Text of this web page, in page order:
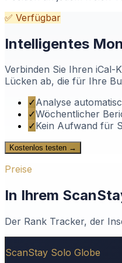
✅ Verfügbar
Intelligentes
Verbinden Sie Ihren
Lücken ab, die für Ihre
✓Analyse
✓Wöchentlicher
✓Kein Aufwand für
Kostenlos testen →
Preise
In Ihrem
Der Rank Tracker, der
ScanStay Solo Globe